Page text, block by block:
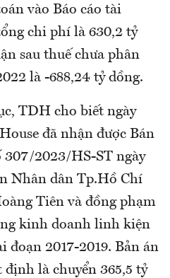
vào Báo cáo tài
chi phí là 630,2 tỷ
sau thuế chưa phân
là -688,24 tỷ dồng.
TDH cho biết ngày
đã nhận được Bán
307/2023/HS-ST ngày
Nhân dân Tp.Hồ Chí
Tiên và đồng phạm
kinh doanh linh kiện
đoạn 2017-2019. Bản án
là chuyển 365,5 tỷ